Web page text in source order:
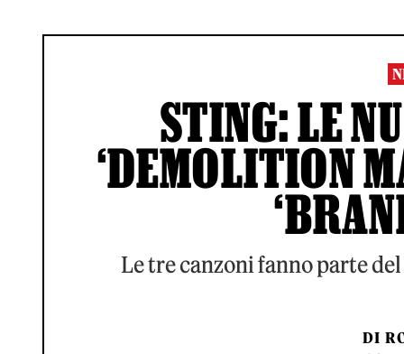
STING: LE
‘DEMOLITION
Le tre canzoni fanno parte
DI